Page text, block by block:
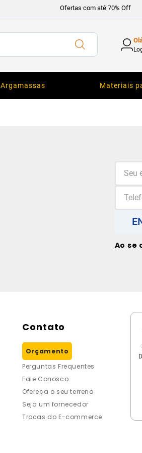
Ofertas com até 70% Off
Argamassas Materiais
Ao se
Contato
Orçamento
Perguntas Frequentes
Fale Conosco
Ofereça o seu terreno
Seja um fornecedor
Trocas do E-commerce